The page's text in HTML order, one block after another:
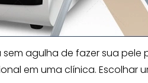
agulha de fazer sua
em uma clínica. Escolhar